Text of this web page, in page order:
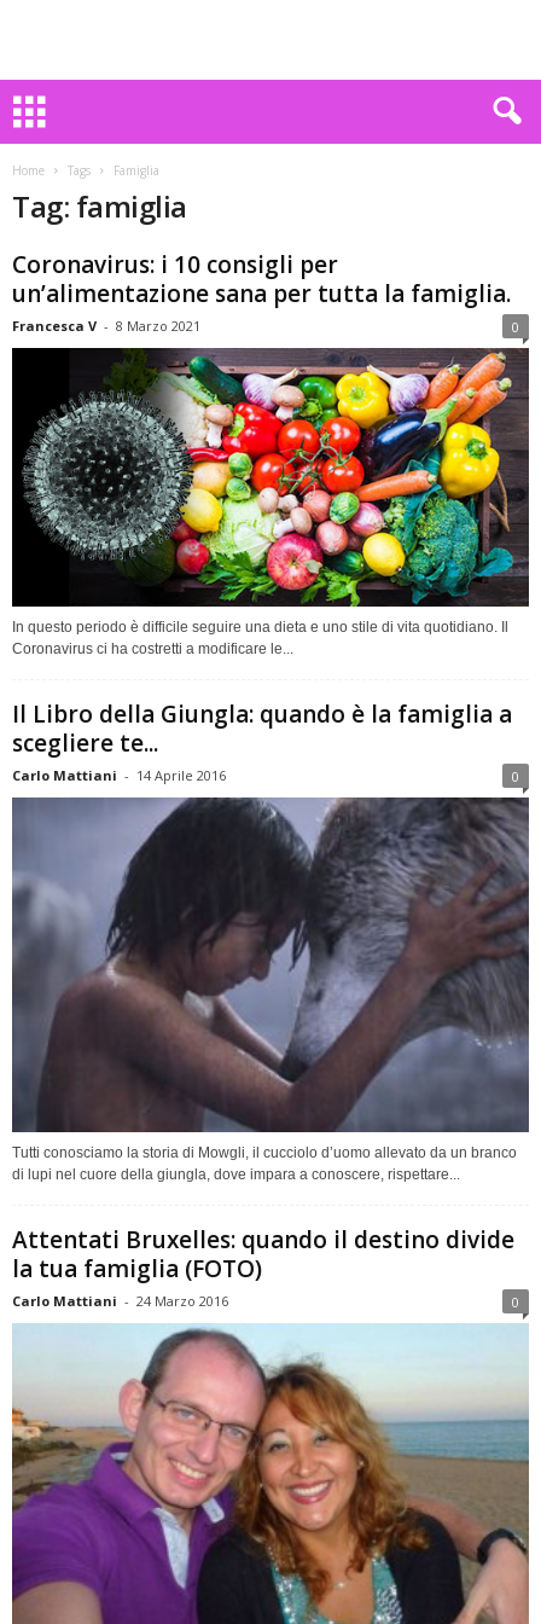
Home Tags Famiglia
Tag: famiglia
Coronavirus: i 10 consigli per
un’alimentazione sana per tutta la famiglia.
Francesca V - 8 Marzo 2021 0
In questo periodo è difficile seguire una dieta e uno stile di vita quotidiano. Il
Coronavirus ci ha costretti a modificare le...
Il Libro della Giungla: quando è la famiglia a
scegliere te...
Carlo Mattiani - 14 Aprile 2016 0
Tutti conosciamo la storia di Mowgli, il cucciolo d’uomo allevato da un branco
di lupi nel cuore della giungla, dove impara a conoscere, rispettare...
Attentati Bruxelles: quando il destino divide
la tua famiglia (FOTO)
Carlo Mattiani - 24 Marzo 2016 0